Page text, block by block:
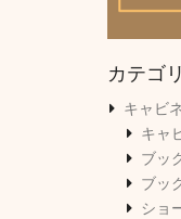
カテゴ
キャビ
キャ
ブッ
ブッ
ショ